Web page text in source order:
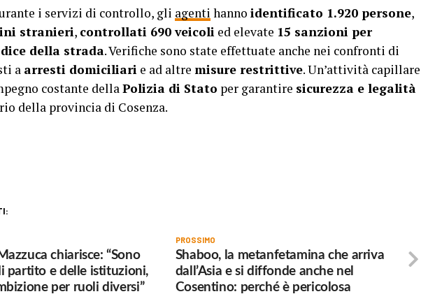
i servizi di controllo, gli agenti hanno identificato 1.920 persone,
stranieri, controllati 690 veicoli ed elevate 15 sanzioni per
della strada. Verifiche sono state effettuate anche nei confronti di
a arresti domiciliari e ad altre misure restrittive. Un’attività capillare
costante dellaPolizia di Stato per garantire sicurezza e legalità
della provincia di Cosenza.
PROSSIMO
Shaboo, la metanfetamina che arriva
dall’Asia e si diffonde anche nel
Cosentino: perché è pericolosa
chiarisce: “Sono
partito e delle istituzioni,
per ruoli diversi”